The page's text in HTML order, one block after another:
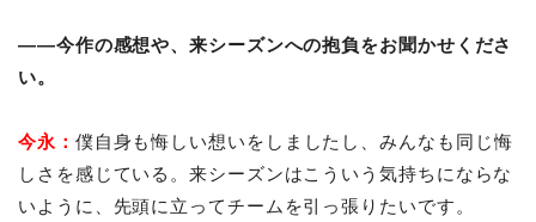
――今作の感想や、来シーズンへの抱負をお聞かせくださ
い。
今永： 僕自身も悔しい想いをしましたし、みんなも同じ悔
しさを感じている。来シーズンはこういう気持ちにならな
いように、先頭に立ってチームを引っ張りたいです。